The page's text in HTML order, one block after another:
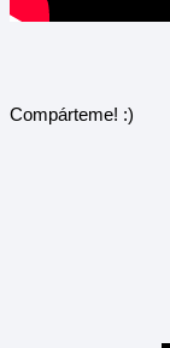
Compárteme! :)